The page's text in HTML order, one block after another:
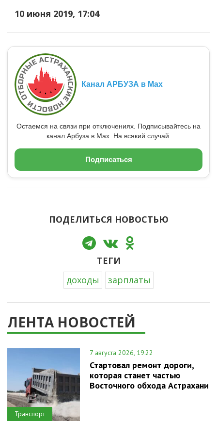
10 июня 2019, 17:04
Канал АРБУЗА в Max
Остаемся на связи при отключениях. Подписывайтесь на
канал Арбуза в Max. На всякий случай.
Подписаться
ПОДЕЛИТЬСЯ НОВОСТЬЮ
ТЕГИ
доходы
зарплаты
ЛЕНТА НОВОСТЕЙ
Транспорт
7 августа 2026, 19:22
Стартовал ремонт дороги,
которая станет частью
Восточного обхода Астрахани